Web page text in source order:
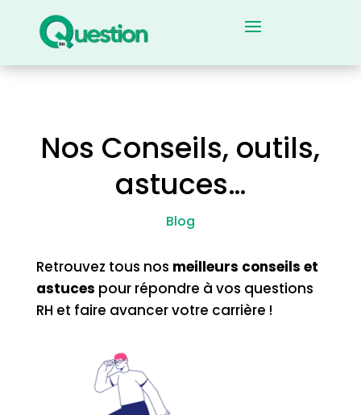
Nos Conseils, outils,
astuces…
Blog
Retrouvez tous nos meilleurs conseils et
astuces pour répondre à vos questions
RH et faire avancer votre carrière !